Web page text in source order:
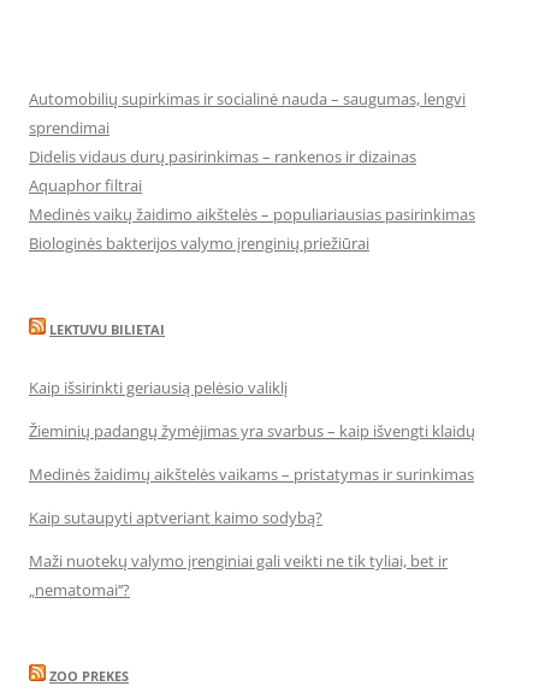
Automobilių supirkimas ir socialinė nauda – saugumas, lengvi
sprendimai
Didelis vidaus durų pasirinkimas – rankenos ir dizainas
Aquaphor filtrai
Medinės vaikų žaidimo aikštelės – populiariausias pasirinkimas
Biologinės bakterijos valymo įrenginių priežiūrai
LEKTUVU BILIETAI
Kaip išsirinkti geriausią pelėsio valiklį
Žieminių padangų žymėjimas yra svarbus – kaip išvengti klaidų
Medinės žaidimų aikštelės vaikams – pristatymas ir surinkimas
Kaip sutaupyti aptveriant kaimo sodybą?
Maži nuotekų valymo įrenginiai gali veikti ne tik tyliai, bet ir
„nematomai‘‘?
ZOO PREKES